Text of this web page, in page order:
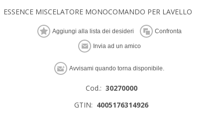
ESSENCE MISCELATORE MONOCOMANDO PER LAVELLO
Cod.: 30270000
GTIN: 4005176314926